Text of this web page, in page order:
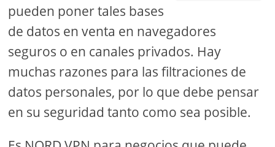
pueden poner tales bases
de datos en venta en navegadores
seguros o en canales privados. Hay
muchas razones para las filtraciones de
datos personales, por lo que debe pensar
en su seguridad tanto como sea posible.